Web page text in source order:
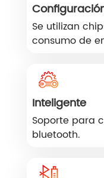
Se utilizan
consumo de
Inteligente
Soporte para
bluetooth.